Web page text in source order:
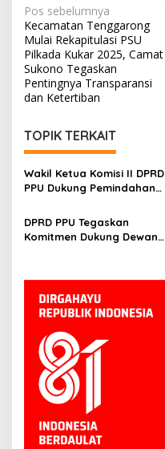
Navigasi
pos
Pos sebelumnya
Kecamatan Tenggarong
Mulai Rekapitulasi PSU
Pilkada Kukar 2025, Camat
Sukono Tegaskan
Pentingnya Transparansi
dan Ketertiban
TOPIK TERKAIT
Wakil Ketua Komisi II DPRD
PPU Dukung Pemindahan
UMKM ke Depan Stadion
Panglima Sentik
DPRD PPU Tegaskan
Komitmen Dukung Dewan